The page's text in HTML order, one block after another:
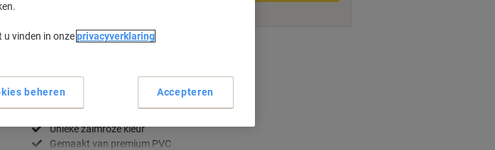
Belangrijkste specificaties
A4 formaat, 70 mm rugbreedte
Unieke zalmroze kleur
Gemaakt van premium PVC
u vinden in onzeprivacyverklaring
beheren Accepteren